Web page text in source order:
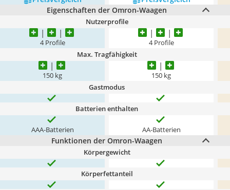
Eigenschaften der Omron-Waagen
Nutzerprofile
4 Profile 4 Profile
Max. Tragfähigkeit
150 kg 150 kg
Gastmodus
Batterien enthalten
AAA-Batterien AA-Batterien
Funktionen der Omron-Waagen
Körpergewicht
Körperfettanteil